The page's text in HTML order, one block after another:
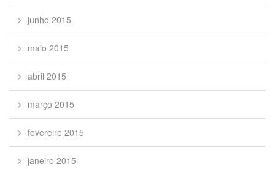
junho 2015
maio 2015
abril 2015
março 2015
fevereiro 2015
janeiro 2015